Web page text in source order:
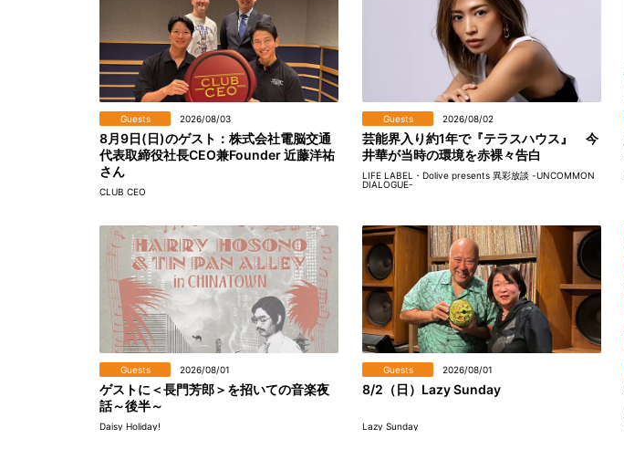
Guests 2026/08/03
8月9日(日)のゲスト：株式会社電脳交通
代表取締役社長CEO兼Founder 近藤洋祐
さん
CLUB CEO
Guests 2026/08/02
芸能界入り約1年で『テラスハウス』 今
井華が当時の環境を赤裸々告白
LIFE LABEL・Dolive presents 異彩放談 -UNCOMMON
DIALOGUE-
Guests 2026/08/01
ゲストに＜長門芳郎＞を招いての音楽夜
話～後半～
Daisy Holiday!
Guests 2026/08/01
8/2（日）Lazy Sunday
Lazy Sunday